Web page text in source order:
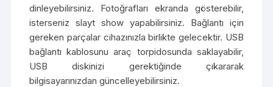
dinleyebilirsiniz. Fotoğrafları ekranda gösterebilir,
isterseniz slayt show yapabilirsiniz. Bağlantı için
gereken parçalar cihazınızla birlikte gelecektir. USB
bağlantı kablosunu araç torpidosunda saklayabilir,
USB diskinizi gerektiğinde çıkararak
bilgisayarınızdan güncelleyebilirsiniz.